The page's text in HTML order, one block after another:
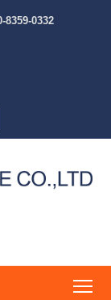
8359-0332